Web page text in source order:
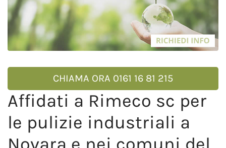
CHIAMA ORA 0161 16 81 215
Affidati a Rimeco sc per
le pulizie industriali a